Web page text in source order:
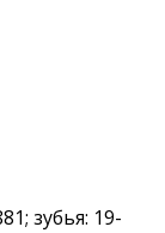
зубья: 19-